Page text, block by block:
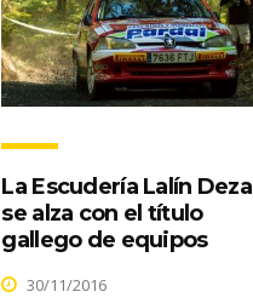
La Escudería Lalín Deza
se alza con el título
gallego de equipos
30/11/2016